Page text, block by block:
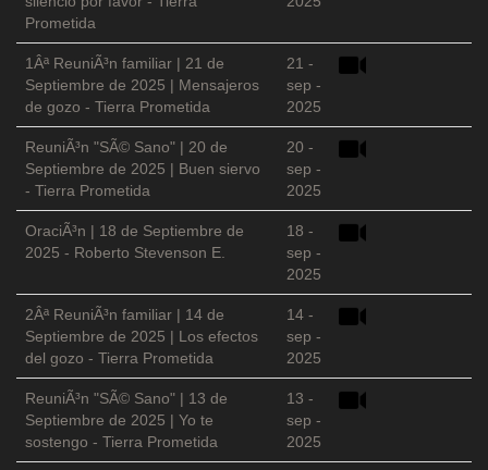
Prometida
1Âª ReuniÃ³n familiar | 21 de
Septiembre de 2025 | Mensajeros
de gozo - Tierra Prometida
21 -
sep -
2025
ReuniÃ³n "SÃ© Sano" | 20 de
Septiembre de 2025 | Buen siervo
- Tierra Prometida
20 -
sep -
2025
OraciÃ³n | 18 de Septiembre de
2025 - Roberto Stevenson E.
18 -
sep -
2025
2Âª ReuniÃ³n familiar | 14 de
Septiembre de 2025 | Los efectos
del gozo - Tierra Prometida
14 -
sep -
2025
ReuniÃ³n "SÃ© Sano" | 13 de
Septiembre de 2025 | Yo te
sostengo - Tierra Prometida
13 -
sep -
2025